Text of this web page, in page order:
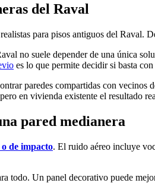
del Raval
para pisos antiguos del Raval.
no suele depender de una única
es lo que permite decidir si basta
paredes compartidas con
en vivienda existente el resultado
pared medianera
de impacto. El ruido aéreo incluye
todo. Un panel decorativo puede